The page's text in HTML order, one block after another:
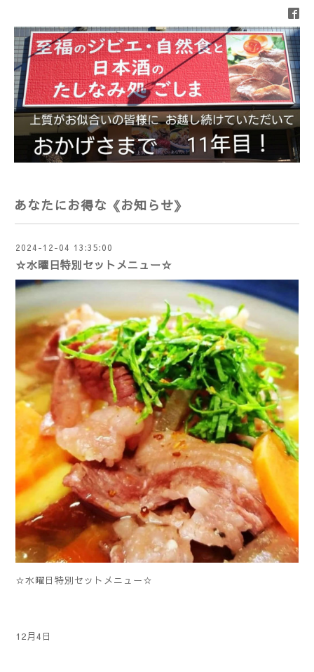
あなたにお得な《お知らせ》
2024-12-04 13:35:00
☆水曜日特別セットメニュー☆
☆水曜日特別セットメニュー☆
12月4日